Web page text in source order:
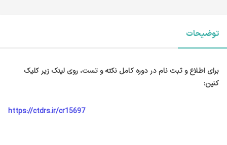
توضیحات
برای اطلاع و ثبت نام در دوره کامل نکته و تست، روی لینک زیر کلیک
کنین:
https://ctdrs.ir/cr15697